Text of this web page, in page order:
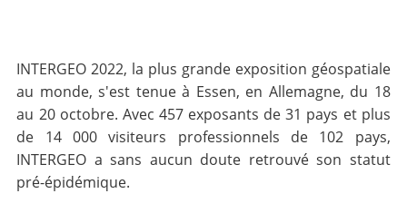
INTERGEO 2022, la plus grande exposition géospatiale
au monde, s'est tenue à Essen, en Allemagne, du 18
au 20 octobre. Avec 457 exposants de 31 pays et plus
de 14 000 visiteurs professionnels de 102 pays,
INTERGEO a sans aucun doute retrouvé son statut
pré-épidémique.